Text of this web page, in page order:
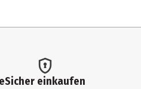
Sicher einkaufen